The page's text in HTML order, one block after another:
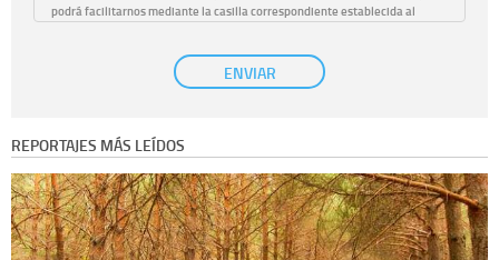
podrá facilitarnos mediante la casilla correspondiente establecida al
únicamente trataremos sus datos con su consentimiento
previo, que podrá facilitarnos mediante la casilla correspondiente
información que le pedimos. No se comunicarán datos a terceros.
Derechos:tiene derecho a saber qué información tenemos sobre usted,
corregirla y eliminarla, tal y como se explica en la información adicional
disponible en nuestra página web.
Información complementaria:Puede consultar la información adicional y
detallada sobre cómo tratamos sus datos en lapolítica de privacidad
ENVIAR
REPORTAJES MÁS LEÍDOS